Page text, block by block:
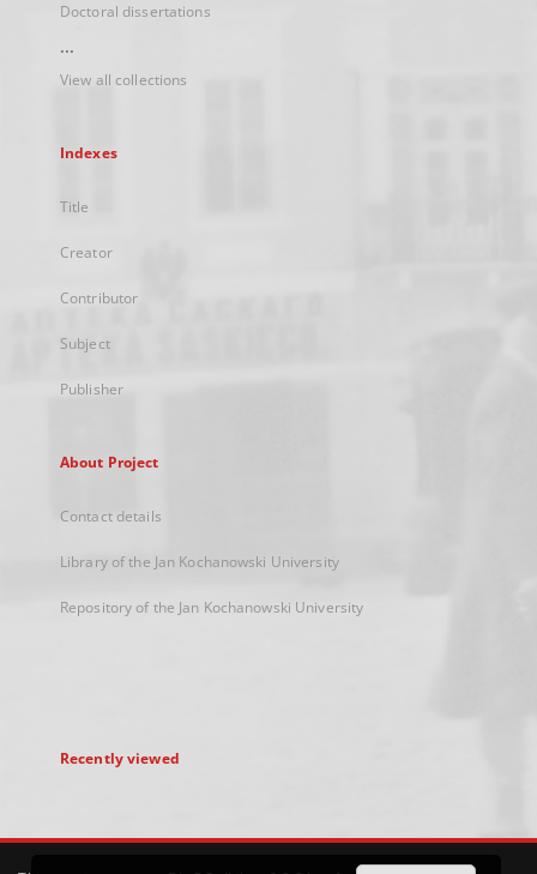
Doctoral dissertations
...
View all collections
Indexes
Title
Creator
Contributor
Subject
Publisher
About Project
Contact details
Library of the Jan Kochanowski University
Repository of the Jan Kochanowski University
Recently viewed